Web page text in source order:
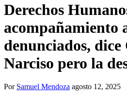
Derechos
acompañamiento
denunciados, dice
Narciso pero la
Por Samuel Mendoza agosto 12, 2025